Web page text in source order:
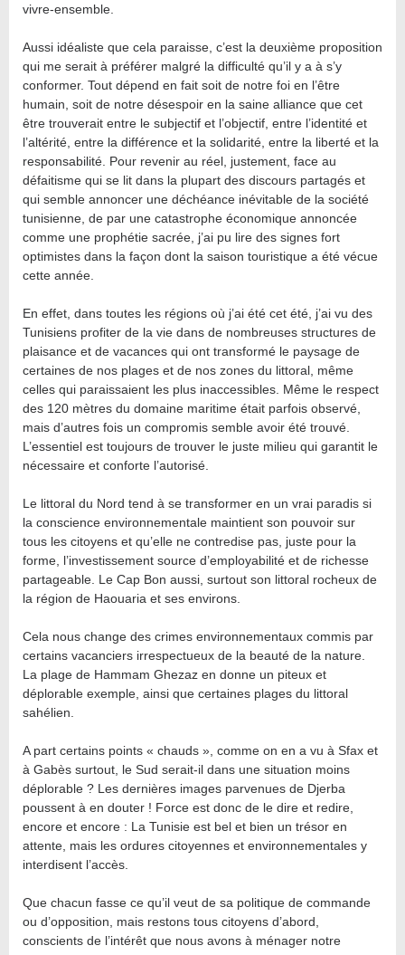
vivre-ensemble.
Aussi idéaliste que cela paraisse, c’est la deuxième proposition
qui me serait à préférer malgré la difficulté qu’il y a à s’y
conformer. Tout dépend en fait soit de notre foi en l’être
humain, soit de notre désespoir en la saine alliance que cet
être trouverait entre le subjectif et l’objectif, entre l’identité et
l’altérité, entre la différence et la solidarité, entre la liberté et la
responsabilité. Pour revenir au réel, justement, face au
défaitisme qui se lit dans la plupart des discours partagés et
qui semble annoncer une déchéance inévitable de la société
tunisienne, de par une catastrophe économique annoncée
comme une prophétie sacrée, j’ai pu lire des signes fort
optimistes dans la façon dont la saison touristique a été vécue
cette année.
En effet, dans toutes les régions où j’ai été cet été, j’ai vu des
Tunisiens profiter de la vie dans de nombreuses structures de
plaisance et de vacances qui ont transformé le paysage de
certaines de nos plages et de nos zones du littoral, même
celles qui paraissaient les plus inaccessibles. Même le respect
des 120 mètres du domaine maritime était parfois observé,
mais d’autres fois un compromis semble avoir été trouvé.
L’essentiel est toujours de trouver le juste milieu qui garantit le
nécessaire et conforte l’autorisé.
Le littoral du Nord tend à se transformer en un vrai paradis si
la conscience environnementale maintient son pouvoir sur
tous les citoyens et qu’elle ne contredise pas, juste pour la
forme, l’investissement source d’employabilité et de richesse
partageable. Le Cap Bon aussi, surtout son littoral rocheux de
la région de Haouaria et ses environs.
Cela nous change des crimes environnementaux commis par
certains vacanciers irrespectueux de la beauté de la nature.
La plage de Hammam Ghezaz en donne un piteux et
déplorable exemple, ainsi que certaines plages du littoral
sahélien.
A part certains points « chauds », comme on en a vu à Sfax et
à Gabès surtout, le Sud serait-il dans une situation moins
déplorable ? Les dernières images parvenues de Djerba
poussent à en douter ! Force est donc de le dire et redire,
encore et encore : La Tunisie est bel et bien un trésor en
attente, mais les ordures citoyennes et environnementales y
interdisent l’accès.
Que chacun fasse ce qu’il veut de sa politique de commande
ou d’opposition, mais restons tous citoyens d’abord,
conscients de l’intérêt que nous avons à ménager notre